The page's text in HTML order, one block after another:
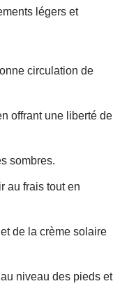
légers et
circulation de
offrant une liberté de
sombres.
au frais tout en
de la crème solaire
niveau des pieds et